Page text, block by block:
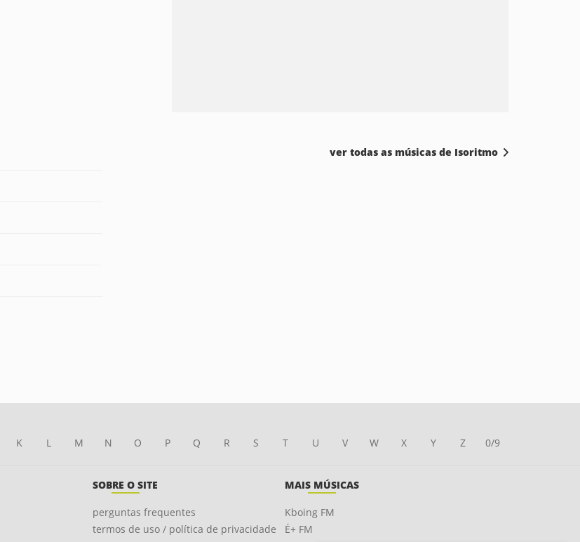
ver todas as músicas de Isoritmo
K L M N O P Q R S T U V W X Y Z 0/9
SOBRE O SITE
perguntas frequentes
termos de uso / política de privacidade
MAIS MÚSICAS
Kboing FM
É+ FM